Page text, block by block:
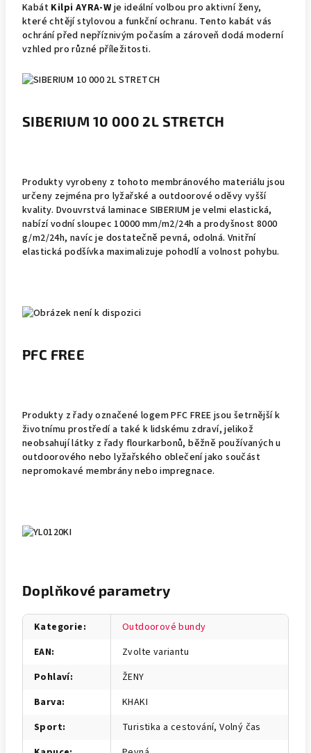
Kabát Kilpi AYRA-Wje ideální volbou pro aktivní ženy,
které chtějí stylovou a funkční ochranu. Tento kabát vás
ochrání před nepříznivým počasím a zároveň dodá moderní
vzhled pro různé příležitosti.
SIBERIUM 10 000 2L STRETCH
Produkty vyrobeny z tohoto membránového materiálu jsou
určeny zejména pro lyžařské a outdoorové oděvy vyšší
kvality. Dvouvrstvá laminace SIBERIUM je velmi elastická,
nabízí vodní sloupec 10000 mm/m2/24h a prodyšnost 8000
g/m2/24h, navíc je dostatečně pevná, odolná. Vnitřní
elastická podšívka maximalizuje pohodlí a volnost pohybu.
PFC FREE
Produkty z řady označené logem PFC FREE jsou šetrnější k
životnímu prostředí a také k lidskému zdraví, jelikož
neobsahují látky z řady flourkarbonů, běžně používaných u
outdoorového nebo lyžařského oblečení jako součást
nepromokavé membrány nebo impregnace.
Doplňkové parametry
Kategorie:
Outdoorové bundy
EAN:
Zvolte variantu
Pohlaví:
ŽENY
Barva:
KHAKI
Sport:
Turistika a cestování, Volný čas